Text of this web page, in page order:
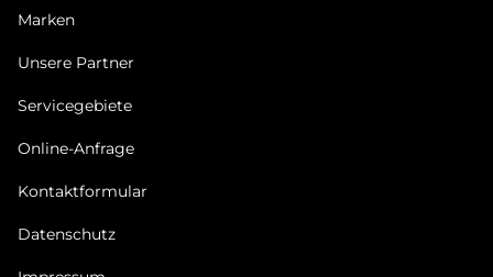
Marken
Unsere Partner
Servicegebiete
Online-Anfrage
Kontaktformular
Datenschutz